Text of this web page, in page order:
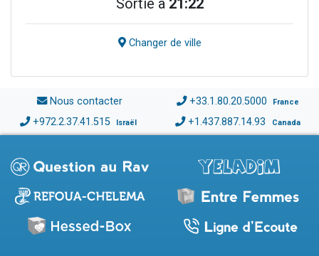
Changer de ville
Nous contacter +33.1.80.20.5000 France
+972.2.37.41.515 Israël +1.437.887.14.93 Canada